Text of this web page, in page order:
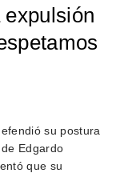
su postura
Edgardo
que su